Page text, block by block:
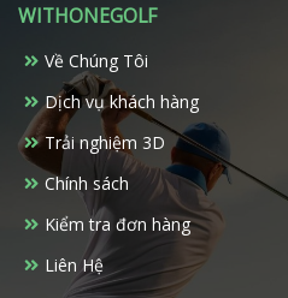
WITHONEGOLF
Về Chúng Tôi
Dịch vụ khách hàng
Trải nghiệm 3D
Chính sách
Kiểm tra đơn hàng
Liên Hệ